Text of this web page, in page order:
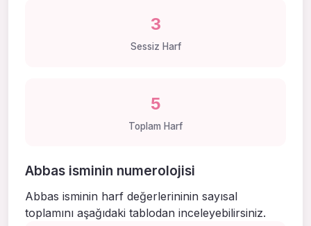
3
Sessiz Harf
5
Toplam Harf
Abbas isminin numerolojisi
Abbas isminin harf değerlerininin sayısal
toplamını aşağıdaki tablodan inceleyebilirsiniz.